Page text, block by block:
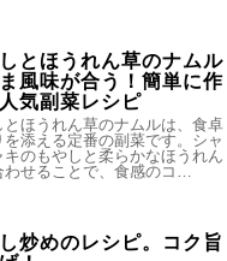
とほうれん草のナムル
ま風味が合う！簡単に作
気副菜レシピ
とほうれん草のナムルは、食卓
を添える定番の副菜です。シャ
キのもやしと柔らかなほうれん
わせることで、食感のコ…
炒めのレシピ。コク旨